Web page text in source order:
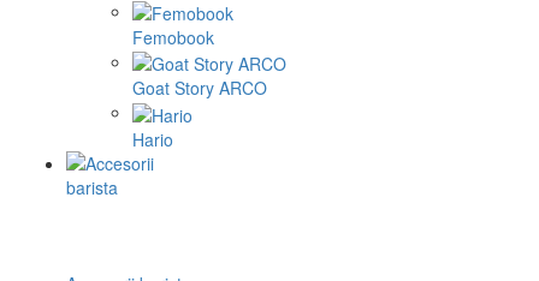
Femobook
Goat Story ARCO
Hario